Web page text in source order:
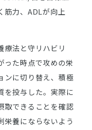
筋力、ADLが向上
療法と守リハビリ
った時点で攻めの栄
ンに切り替え、積極
を投与した。実際に
取できることを確認
栄養にならないよう